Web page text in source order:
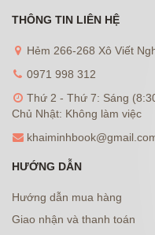
THÔNG TIN LIÊN HỆ
Hẻm 266-268 Xô Viết
0971 998 312
Thứ 2 - Thứ 7: Sáng
Chủ Nhật: Không làm việc
HƯỚNG DẪN
Hướng dẫn mua hàng
Giao nhận và thanh toán